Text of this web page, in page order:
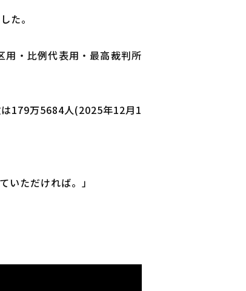
た。
用・比例代表用・最高裁判所
179万5684人(2025年12月1
ただければ。」